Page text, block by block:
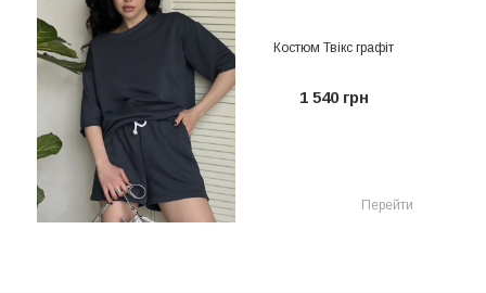
Костюм Твікс графіт
1 540 грн
Перейти